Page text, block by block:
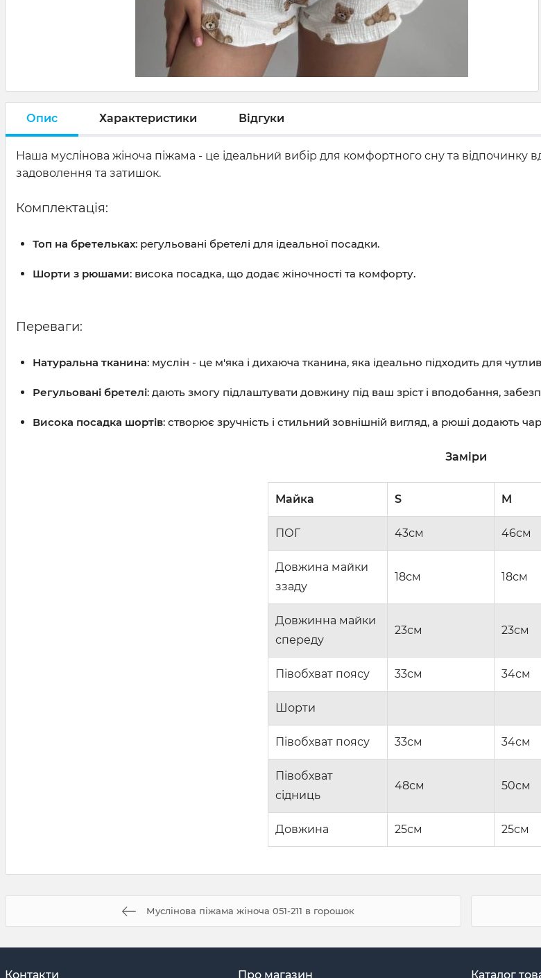
Опис Характеристики Відгуки
Наша муслінова жіноча піжама - це ідеальний вибір для комфортного сну та
задоволення та затишок.
Комплектація:
Топ на бретельках: регульовані бретелі для ідеальної посадки.
Шорти з рюшами: висока посадка, що додає жіночності та комфорту.
Переваги:
Натуральна тканина: муслін - це м'яка і дихаюча тканина, яка ідеально підходить для
Регульовані бретелі: дають змогу підлаштувати довжину під ваш зріст і вподобання,
Висока посадка шортів: створює зручність і стильний зовнішній вигляд, а рюші додають
Заміри
Майка S M
ПОГ 43см 46см
Довжина майки
ззаду
18см 18см
Довжинна майки
спереду
23см 23см
Півобхват поясу 33см 34см
Шорти
Півобхват поясу 33см 34см
Півобхват
сідниць
48см 50см
Довжина 25см 25см
Муслінова піжама жіноча 051-211 в горошок
Контакти Про магазин Каталог